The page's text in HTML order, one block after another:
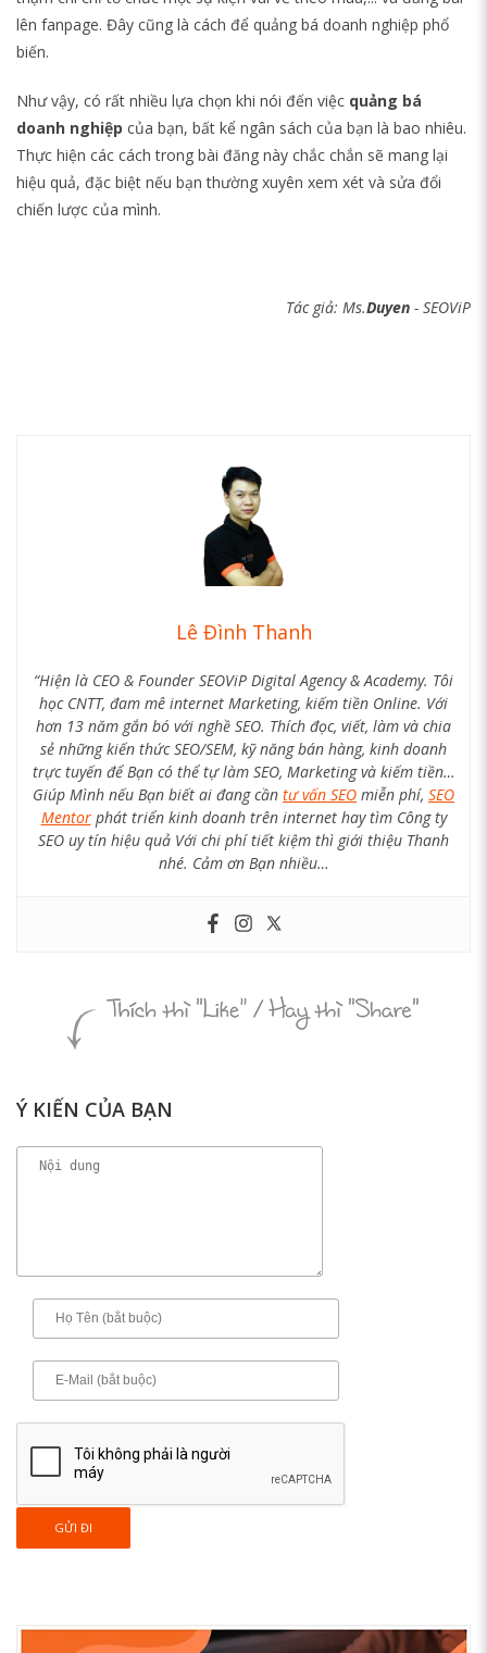
lên fanpage. Đây cũng là cách để quảng bá doanh nghiệp phổ
biến.
Như vậy, có rất nhiều lựa chọn khi nói đến việc quảng bá
doanh nghiệp của bạn, bất kể ngân sách của bạn là bao nhiêu.
Thực hiện các cách trong bài đăng này chắc chắn sẽ mang lại
hiệu quả, đặc biệt nếu bạn thường xuyên xem xét và sửa đổi
chiến lược của mình.
Tác giả: Ms.Duyen - SEOViP
Lê Đình Thanh
“Hiện là CEO & Founder SEOViP Digital Agency & Academy. Tôi
học CNTT, đam mê internet Marketing, kiếm tiền Online. Với
hơn 13 năm gắn bó với nghề SEO. Thích đọc, viết, làm và chia
sẻ những kiến thức SEO/SEM, kỹ năng bán hàng, kinh doanh
trực tuyến để Bạn có thể tự làm SEO, Marketing và kiếm tiền…
Giúp Mình nếu Bạn biết ai đang cần tư vấn SEO miễn phí, SEO
Mentorphát triển kinh doanh trên internet hay tìm Công ty
SEO uy tín hiệu quả Với chi phí tiết kiệm thì giới thiệu Thanh
nhé. Cảm ơn Bạn nhiều…
Ý KIẾN CỦA BẠN